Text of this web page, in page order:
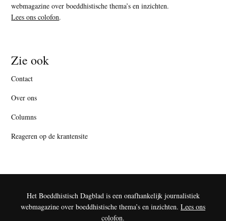
webmagazine over boeddhistische thema’s en inzichten.
Lees ons colofon.
Zie ook
Contact
Over ons
Columns
Reageren op de krantensite
Het Boeddhistisch Dagblad is een onafhankelijk journalistiek
webmagazine over boeddhistische thema’s en inzichten. Lees ons
colofon.